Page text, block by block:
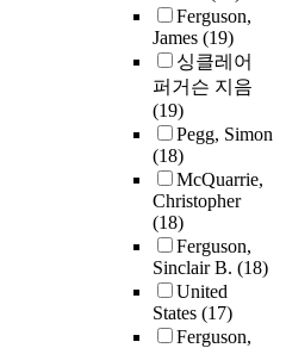
Ferguson,
James (19)
싱클레어
퍼거슨 지음
(19)
Pegg, Simon
(18)
McQuarrie,
Christopher
(18)
Ferguson,
Sinclair B. (18)
United
States (17)
Ferguson,